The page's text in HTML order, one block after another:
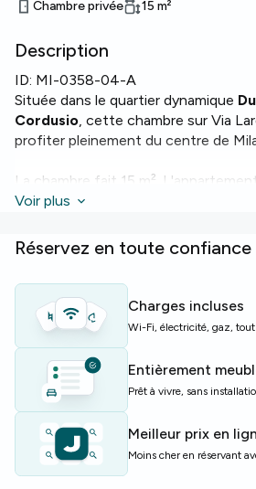
Chambre privée 15 m²
Description
ID: MI-0358-04-A
Située dans le quartier dynamique
Cordusio, cette chambre sur Via
profiter pleinement du centre de
La chambre fait 15 m².
comprend 12 lits, 12 pièces et 5
lave‑vaisselle et lave‑linge.
L'immeuble offre un ascenseur et un
conciergerie pour plus de confort.
Idéal pour étudiants et jeunes actifs
logement central et bien équipé.
Places limitées — réservez vite !
Voir plus
Réservez en toute confiance
Charges incluses
Wi-Fi, électricité, gaz,
Entièrement
Prêt à vivre, sans
Meilleur prix en
Moins cher en réservant